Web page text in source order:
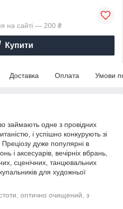
на сайті — 200 ₴
Купити
Доставка Оплата Умови
займають одне з провідних
і успішно конкурують зі
дуже популярні в
і аксесуарів, вечірніх вбрань,
сценічних, танцювальних
для художньої
оптично очищений, з